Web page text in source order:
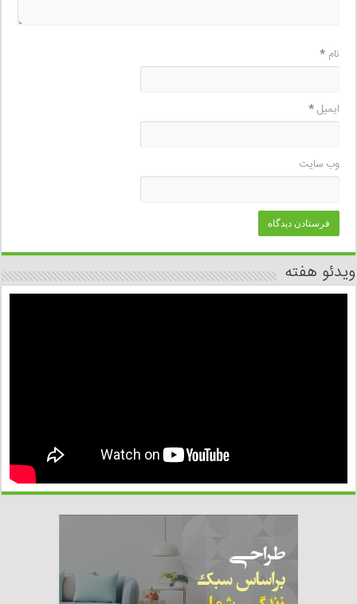
نام*
ایمیل*
وب‌ سایت
ویدئو هفته